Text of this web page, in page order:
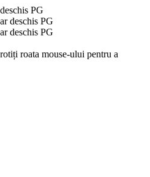
PG
roata mouse-ului pentru a